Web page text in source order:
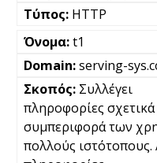
HTTP
t1
serving-
Συλλέγει
πληροφορίες
συμπεριφορά των
πολλούς ιστότοπους.